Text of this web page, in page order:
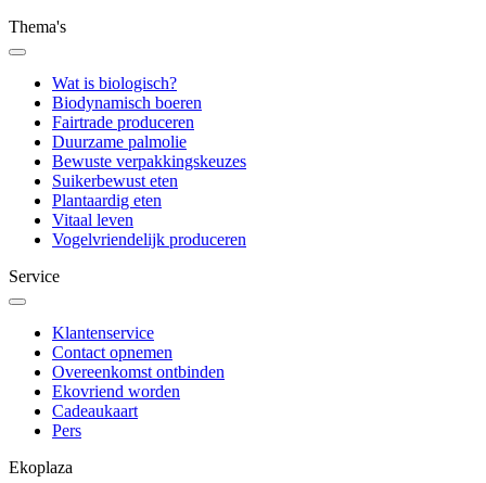
Thema's
Wat is biologisch?
Biodynamisch boeren
Fairtrade produceren
Duurzame palmolie
Bewuste verpakkingskeuzes
Suikerbewust eten
Plantaardig eten
Vitaal leven
Vogelvriendelijk produceren
Service
Klantenservice
Contact opnemen
Overeenkomst ontbinden
Ekovriend worden
Cadeaukaart
Pers
Ekoplaza